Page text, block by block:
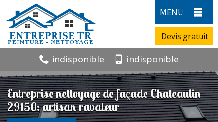
MENU
Devis gratuit
indisponible indisponible
Entreprise nettoyage de façade Chateaulin
29150: artisan ravaleur